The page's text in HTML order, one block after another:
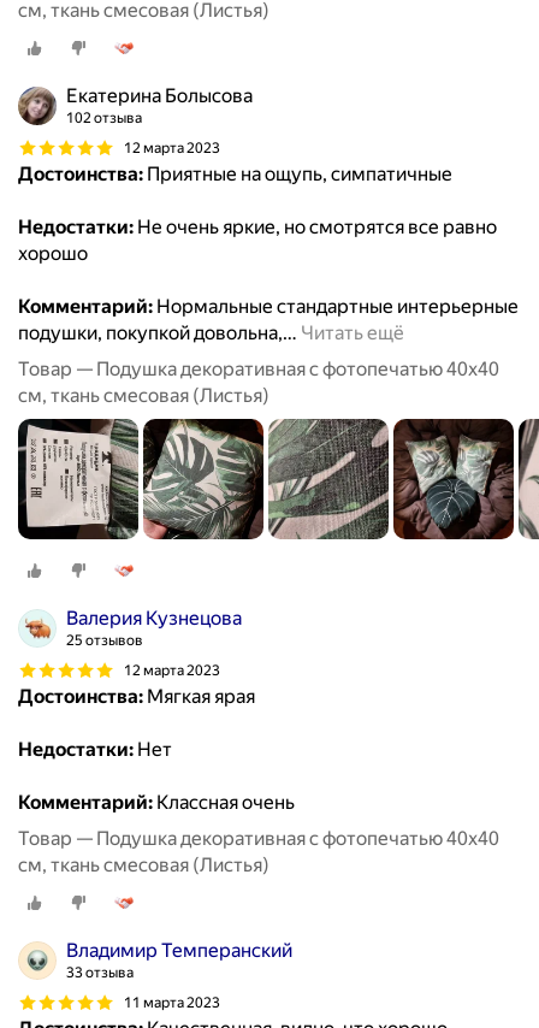
см, ткань смесовая (Листья)
Екатерина Болысова
102 отзыва
12 марта 2023
Достоинства: Приятные на ощупь, симпатичные
Недостатки: Не очень яркие, но смотрятся все равно
хорошо
Комментарий: Нормальные стандартные интерьерные
подушки, покупкой довольна,… Читать ещё
Товар — Подушка декоративная с фотопечатью 40х40
см, ткань смесовая (Листья)
Валерия Кузнецова
25 отзывов
12 марта 2023
Достоинства: Мягкая ярая
Недостатки: Нет
Комментарий: Классная очень
Товар — Подушка декоративная с фотопечатью 40х40
см, ткань смесовая (Листья)
Владимир Темперанский
33 отзыва
11 марта 2023